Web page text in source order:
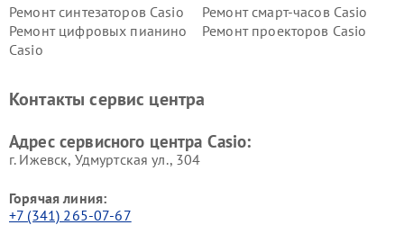
Ремонт синтезаторов Casio
Ремонт смарт-часов Casio
Ремонт цифровых пианино
Casio
Ремонт проекторов Casio
Контакты сервис центра
Адрес сервисного центра Casio:
г. Ижевск, Удмуртская ул., 304
Горячая линия:
+7 (341) 265-07-67